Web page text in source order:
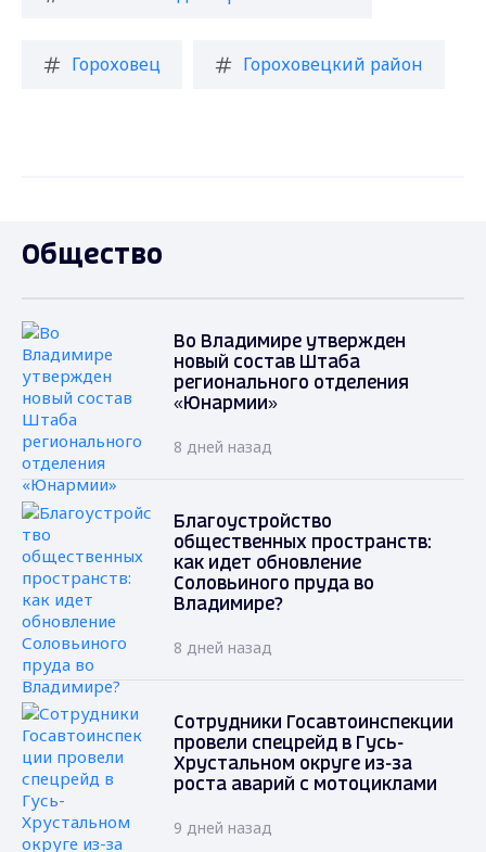
Гороховец Гороховецкий район
Общество
Во Владимире утвержден
новый состав Штаба
регионального отделения
«Юнармии»
8 дней назад
Благоустройство
общественных пространств:
как идет обновление
Соловьиного пруда во
Владимире?
8 дней назад
Сотрудники Госавтоинспекции
провели спецрейд в Гусь-
Хрустальном округе из-за
роста аварий с мотоциклами
9 дней назад